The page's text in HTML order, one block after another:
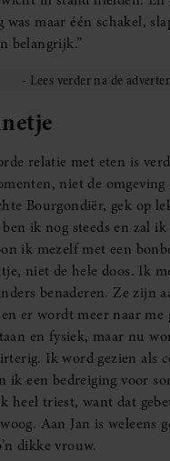
was maar één schakel,
belangrijk.”
relatie met eten is
niet de
Bourgondiër, gek op
ik nog steeds en zal
ik mezelf met een
niet de hele doos. Ik
benaderen. Ze zijn
er wordt meer naar me
en fysiek, maar nu
Ik word gezien als
ik een bedreiging voor
heel triest, want dat
Aan Jan is weleens
dikke vrouw.